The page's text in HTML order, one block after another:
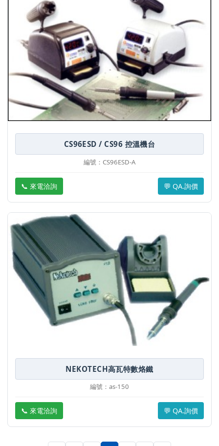
CS96ESD / CS96 控溫機台
編號：CS96ESD-A
📞 來電洽詢 💬 QA.詢價
NEKOTECH高瓦特數烙鐵
編號：as-150
📞 來電洽詢 💬 QA.詢價